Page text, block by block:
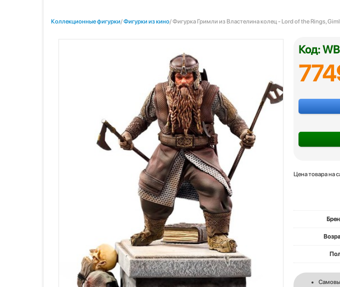
Коллекционные фигурки/Фигурки из кино/ Фигурка Гримли из Властелина колец - Lord of the Rings,
Код:
Цена товара на